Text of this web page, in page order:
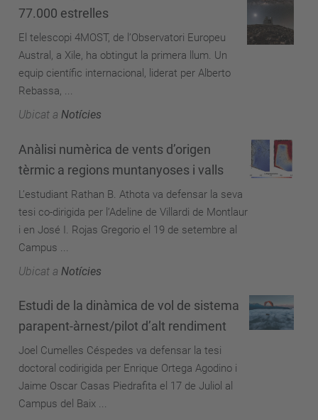
77.000 estrelles
El telescopi 4MOST, de l’Observatori Europeu
Austral, a Xile, ha obtingut la primera llum. Un
equip científic internacional, liderat per Alberto
Rebassa, ...
Ubicat a Notícies
Anàlisi numèrica de vents d’origen
tèrmic a regions muntanyoses i valls
L’estudiant Rathan B. Athota va defensar la seva
tesi co-dirigida per l’Adeline de Villardi de Montlaur
i en José I. Rojas Gregorio el 19 de setembre al
Campus ...
Ubicat a Notícies
Estudi de la dinàmica de vol de sistema
parapent-àrnest/pilot d’alt rendiment
Joel Cumelles Céspedes va defensar la tesi
doctoral codirigida per Enrique Ortega Agodino i
Jaime Oscar Casas Piedrafita el 17 de Juliol al
Campus del Baix ...